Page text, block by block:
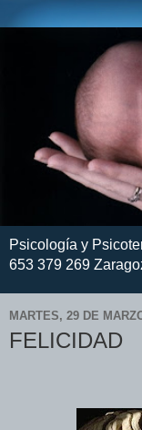
Psicología y
653 379 269
MARTES, 29 DE
FELICIDAD